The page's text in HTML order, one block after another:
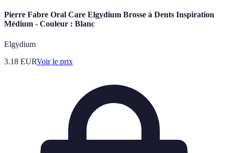
Pierre Fabre Oral Care Elgydium Brosse à Dents Inspiration
Médium - Couleur : Blanc
Elgydium
3.18 EURVoir le prix